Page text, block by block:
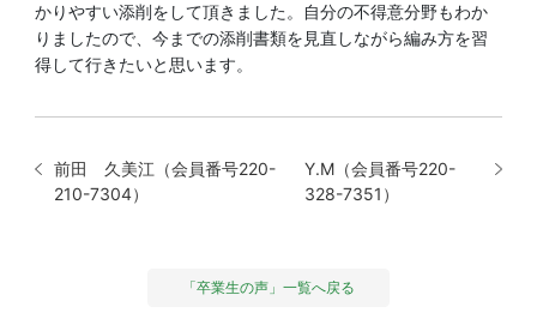
かりやすい添削をして頂きました。自分の不得意分野もわか
りましたので、今までの添削書類を見直しながら編み方を習
得して行きたいと思います。
前田 久美江（会員番号220-
210-7304）
Y.M（会員番号220-
328-7351）
「卒業生の声」一覧へ戻る